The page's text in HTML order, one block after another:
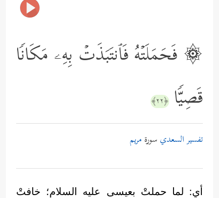
۞ فَحَمَلَتۡهُ فَٱنتَبَذَتۡ بِهِۦ مَكَانࣰا
قَصِیࣰّا ﴿٢٢﴾
تفسير السعدي سورة مريم
أي: لما حملتْ بعيسى عليه السلام؛ خافتْ